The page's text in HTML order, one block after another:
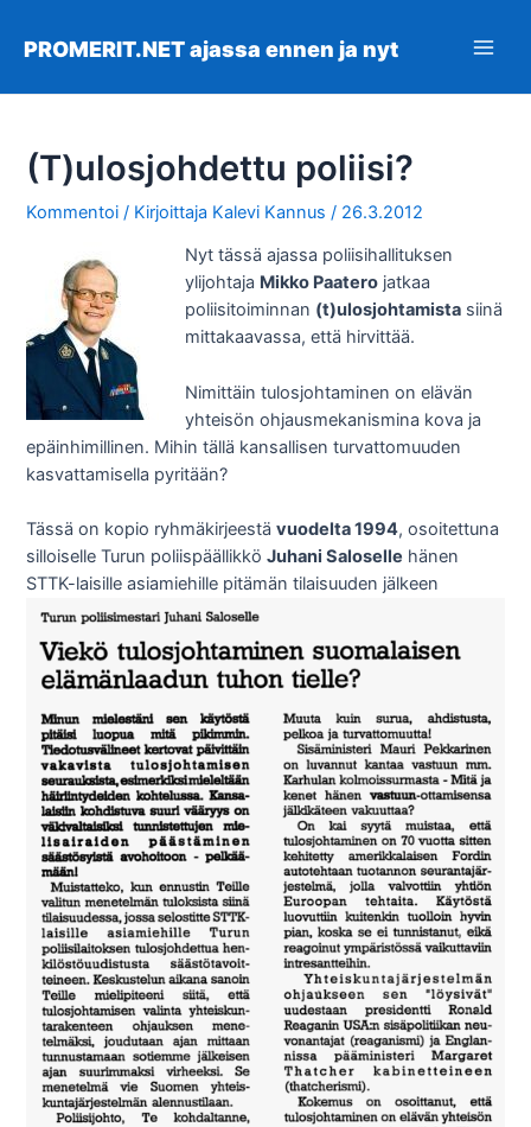
sisältöön
PROMERIT.NET ajassa ennen ja nyt
(T)ulosjohdettu poliisi?
Kommentoi / Kirjoittaja Kalevi Kannus/ 26.3.2012
Nyt tässä ajassa poliisihallituksen
ylijohtaja Mikko Paatero jatkaa
poliisitoiminnan (t)ulosjohtamista siinä
mittakaavassa, että hirvittää.
Nimittäin tulosjohtaminen on elävän
yhteisön ohjausmekanismina kova ja
epäinhimillinen. Mihin tällä kansallisen turvattomuuden
kasvattamisella pyritään?
Tässä on kopio ryhmäkirjeestävuodelta 1994, osoitettuna
silloiselle Turun poliispäällikköJuhani Saloselle hänen
STTK-laisille asiamiehille pitämän tilaisuuden jälkeen